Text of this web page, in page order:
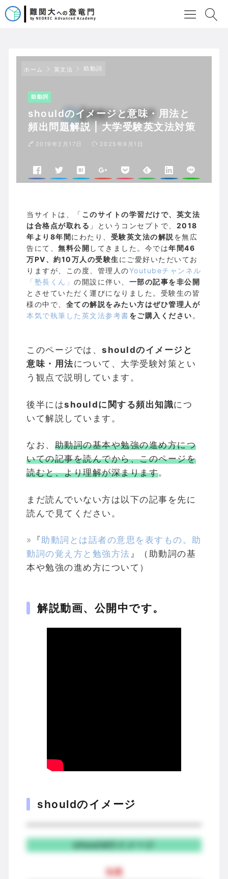
ホーム 英文法 助動詞
助動詞
shouldのイメージと意味・用法と
頻出問題解説 | 大学受験英文法対策
2019年2月17日 2025年9月1日
当サイトは、「 このサイトの学習だけで、英文法
は合格点が取れる 」というコンセプトで、 2018
年より8年間にわたり、 受験英文法の解説を無広
告にて、 無料公開 してきました。今では年間46
万PV、約10万人の受験生 にご愛好いただいてお
りますが、この度、管理人のYoutubeチャンネル
「塾長くん」 の開設に伴い、 一部の記事を非公開
とさせていただく運びになりました。受験生の皆
様の中で、 全ての解説をみたい方はぜひ管理人が
本気で執筆した英文法参考書をご購入ください 。
このページでは、 shouldのイメージと
意味・用法について、大学受験対策とい
う観点で説明しています。
後半にはshouldに関する頻出知識につ
いて解説しています。
なお、 助動詞の基本や勉強の進め方につ
いての記事を読んでから、このページを
読むと、より理解が深まります。
まだ読んでいない方は以下の記事を先に
読んで見てください。
»『助動詞とは話者の意思を表すもの。助
動詞の覚え方と勉強方法 』（助動詞の基
本や勉強の進め方について）
解説動画、公開中です。
shouldのイメージ
shouldのイメージ
当然